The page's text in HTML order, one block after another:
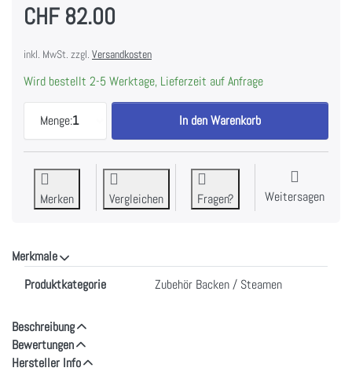
CHF 82.00
inkl. MwSt. zzgl. Versandkosten
Wird bestellt 2-5 Werktage, Lieferzeit auf Anfrage
Menge:1
MIELE 95256970 | Garschale 3.8 Liter gelocht
In den Warenkorb
Merken Vergleichen Fragen? Weitersagen
Merkmale
Produktkategorie Zubehör Backen / Steamen
Beschreibung
Bewertungen
Hersteller Info